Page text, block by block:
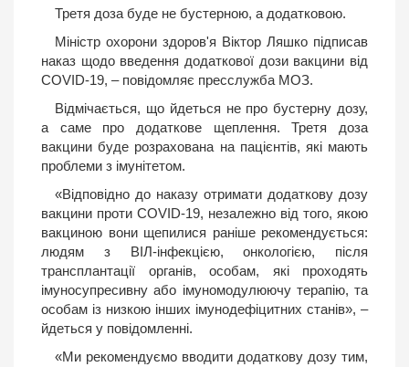
Третя доза буде не бустерною, а додатковою.
Міністр охорони здоров'я Віктор Ляшко підписав
наказ щодо введення додаткової дози вакцини від
COVID-19, – повідомляє пресслужба МОЗ.
Відмічається, що йдеться не про бустерну дозу,
а саме про додаткове щеплення. Третя доза
вакцини буде розрахована на пацієнтів, які мають
проблеми з імунітетом.
«Відповідно до наказу отримати додаткову дозу
вакцини проти COVID-19, незалежно від того, якою
вакциною вони щепилися раніше рекомендується:
людям з ВІЛ-інфекцією, онкологією, після
трансплантації органів, особам, які проходять
імуносупресивну або імуномодулюючу терапію, та
особам із низкою інших імунодефіцитних станів», –
йдеться у повідомленні.
«Ми рекомендуємо вводити додаткову дозу тим,